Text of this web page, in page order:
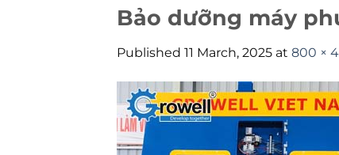
Bảo dưỡng máy
Published 11 March, 2025 at 800 ×